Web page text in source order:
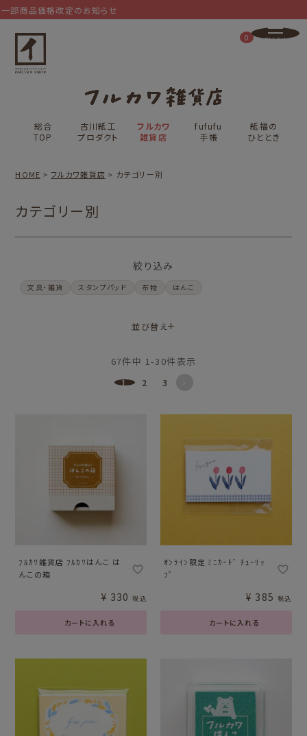
商品価格改定のお知らせ
総合
TOP
古川紙工
プロダクト
フルカワ
雑貨店
fufufu
手帳
紙福の
ひととき
0
HOME フルカワ雑貨店 カテゴリー別
カテゴリー別
絞り込み
文具・雑貨 スタンプパッド 布物 はんこ
並び替え
67件中 1 -30件表示
1 2 3
ﾌﾙｶﾜ雑貨店 ﾌﾙｶﾜはんこ は
んこの箱
カートに入れる
¥ 330 税込
ｵﾝﾗｲﾝ限定 ﾐﾆｶｰﾄﾞ ﾁｭｰﾘｯ
ﾌﾟ
カートに入れる
¥ 385 税込